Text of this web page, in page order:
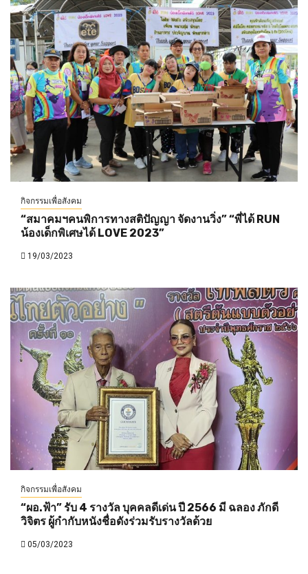
กิจกรรมเพื่อสังคม
“สมาคมฯคนพิการทางสติปัญญา จัดงานวิ่ง” “พี่ได้ RUN
น้องเด็กพิเศษได้ LOVE 2023”
19/03/2023
กิจกรรมเพื่อสังคม
“ผอ.ฟ้า” รับ 4 รางวัล บุคคลดีเด่น ปี 2566 มี ฉลอง ภักดี
วิจิตร ผู้กำกับหนังชื่อดังร่วมรับรางวัลด้วย
05/03/2023